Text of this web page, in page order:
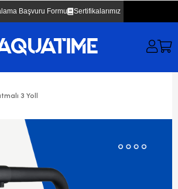
Başvuru Formu Sertifikalarımız